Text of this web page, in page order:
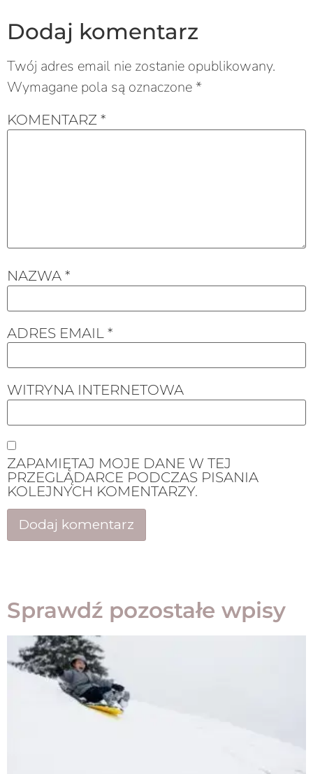
Dodaj komentarz
Twój adres email nie zostanie opublikowany.
Wymagane pola są oznaczone*
KOMENTARZ *
NAZWA *
ADRES EMAIL *
WITRYNA INTERNETOWA
ZAPAMIĘTAJ MOJE DANE W TEJ
PRZEGLĄDARCE PODCZAS PISANIA
KOLEJNYCH KOMENTARZY.
Sprawdź pozostałe wpisy